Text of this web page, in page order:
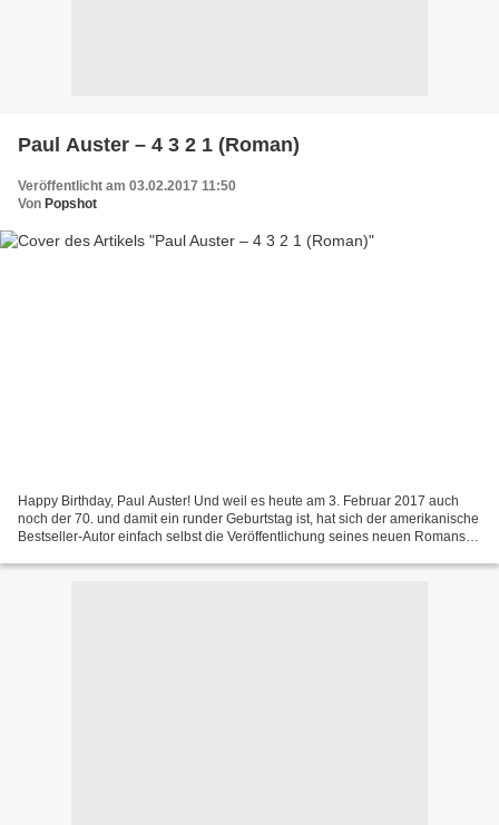
Paul Auster – 4 3 2 1 (Roman)
Veröffentlicht am 03.02.2017 11:50
Von Popshot
Happy Birthday, Paul Auster! Und weil es heute am 3. Februar 2017 auch
noch der 70. und damit ein runder Geburtstag ist, hat sich der amerikanische
Bestseller-Autor einfach selbst die Veröffentlichung seines neuen Romans '4